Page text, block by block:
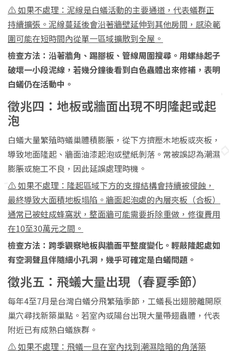
⚠️ 如果不處理：泥線是白蟻活動的主要通道，代表蟻群正
持續擴張。泥線蔓延後會沿著牆壁延伸到其他房間，感染範
圍可能在短時間內從單一區域擴散到全屋。
檢查方法：沿著牆角、踢腳板、管線周圍搜尋。用螺絲起子
破壞一小段泥線，若幾分鐘後看到白色蟲體出來修補，表明
白蟻仍在活動中。
徵兆四：地板或牆面出現不明隆起或起
泡
白蟻大量繁殖時蟻巢體積膨脹，從下方擠壓木地板或夾板，
導致地面隆起、牆面油漆起泡或壁紙剝落。常被誤認為潮濕
膨脹或施工不良，因此延誤處理時機。
⚠️ 如果不處理：隆起區域下方的支撐結構會持續被侵蝕，
最終導致大面積地板塌陷。牆面起泡處的內層夾板（合板）
通常已被蛀成蜂窩狀，整面牆可能需要拆除重做，修復費用
在10至30萬元之間。
檢查方法：跨季觀察地板與牆面平整度變化。輕敲隆起處如
有空洞聲且伴隨細小孔洞，幾乎可確定是白蟻問題。
徵兆五：飛蟻大量出現（春夏季節）
每年4至7月是台灣白蟻分飛繁殖季節，工蟻長出翅膀離開原
巢穴尋找新築巢點。若室內或陽台出現大量帶翅蟲體，代表
附近已有成熟白蟻族群。
⚠️ 如果不處理：飛蟻一旦在室內找到潮濕陰暗的角落築